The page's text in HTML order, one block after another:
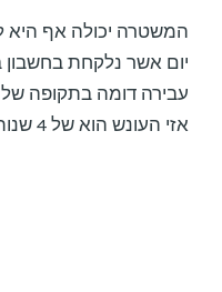
יום אשר נלקחת בחשבון
עבירה דומה בתקופה
אזי העונש הוא של 4 שנות פסילה לאותה עבירה.